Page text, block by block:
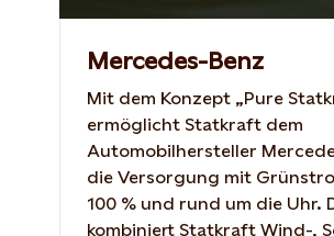
Mercedes-Benz
Mit dem Konzept „Pure
ermöglicht Statkraft dem
Automobilhersteller
die Versorgung mit
100 % und rund um die Uhr.
kombiniert Statkraft Wind-,